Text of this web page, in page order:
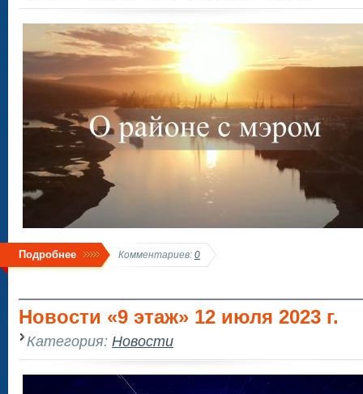
Подробнее Комментариев: 0
Новости «9 этаж» 12 июля 2023 г.
Категория: Новости